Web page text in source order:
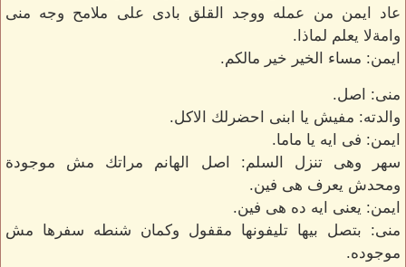
عاد ايمن من عمله ووجد القلق بادى على ملامح وجه منى
وامةلا يعلم لماذا.
ايمن: مساء الخير خير مالكم.
منى: اصل.
والدته: مفيش يا ابنى احضرلك الاكل.
ايمن: فى ايه يا ماما.
سهر وهى تنزل السلم: اصل الهانم مراتك مش موجودة
ومحدش يعرف هى فين.
ايمن: يعنى ايه ده هى فين.
منى: بتصل بيها تليفونها مقفول وكمان شنطه سفرها مش
موجوده.